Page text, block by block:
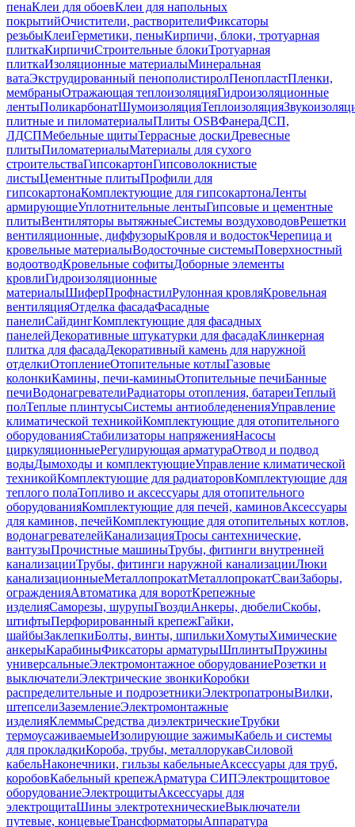
пенаКлеи для обоевКлеи для напольных
покрытийОчистители, растворителиФиксаторы
резьбыКлеиГерметики, пеныКирпичи, блоки, тротуарная
плиткаКирпичиСтроительные блокиТротуарная
плиткаИзоляционные материалыМинеральная
ватаЭкструдированный пенополистиролПенопластПленки,
мембраныОтражающая теплоизоляцияГидроизоляционные
лентыПоликарбонатШумоизоляцияТеплоизоляция
плитные и пиломатериалыПлиты OSBФанераДСП,
ЛДСПМебельные щитыТеррасные доскиДревесные
плитыПиломатериалыМатериалы для сухого
строительстваГипсокартонГипсоволокнистые
листыЦементные плитыПрофили для
гипсокартонаКомплектующие для гипсокартонаЛенты
армирующиеУплотнительные лентыГипсовые и цементные
плитыВентиляторы вытяжныеСистемы воздуховодовРешетки
вентиляционные, диффузорыКровля и водостокЧерепица и
кровельные материалыВодосточные системыПоверхностный
водоотводКровельные софитыДоборные элементы
кровлиГидроизоляционные
материалыШиферПрофнастилРулонная кровляКровельная
вентиляцияОтделка фасадаФасадные
панелиСайдингКомплектующие для фасадных
панелейДекоративные штукатурки для фасадаКлинкерная
плитка для фасадаДекоративный камень для наружной
отделкиОтоплениеОтопительные котлыГазовые
колонкиКамины, печи-каминыОтопительные печиБанные
печиВодонагревателиРадиаторы отопления, батареиТеплый
полТеплые плинтусыСистемы антиобледененияУправление
климатической техникойКомплектующие для отопительного
оборудованияСтабилизаторы напряженияНасосы
циркуляционныеРегулирующая арматураОтвод и подвод
водыДымоходы и комплектующиеУправление климатической
техникойКомплектующие для радиаторовКомплектующие для
теплого полаТопливо и аксессуары для отопительного
оборудованияКомплектующие для печей, каминовАксессуары
для каминов, печейКомплектующие для отопительных котлов,
водонагревателейКанализацияТросы сантехнические,
вантузыПрочистные машиныТрубы, фитинги внутренней
канализацииТрубы, фитинги наружной канализацииЛюки
канализационныеМеталлопрокатМеталлопрокатСваиЗаборы,
огражденияАвтоматика для воротКрепежные
изделияСаморезы, шурупыГвоздиАнкеры, дюбелиСкобы,
штифтыПерфорированный крепежГайки,
шайбыЗаклепкиБолты, винты, шпилькиХомутыХимические
анкерыКарабиныФиксаторы арматурыШплинтыПружины
универсальныеЭлектромонтажное оборудованиеРозетки и
выключателиЭлектрические звонкиКоробки
распределительные и подрозетникиЭлектропатроныВилки,
штепселиЗаземлениеЭлектромонтажные
изделияКлеммыСредства диэлектрическиеТрубки
термоусаживаемыеИзолирующие зажимыКабель и системы
для прокладкиКороба, трубы, металлорукавСиловой
кабельНаконечники, гильзы кабельныеАксессуары для труб,
коробовКабельный крепежАрматура СИПЭлектрощитовое
оборудованиеЭлектрощитыАксессуары для
электрощитаШины электротехническиеВыключатели
путевые, концевыеТрансформаторыАппаратура